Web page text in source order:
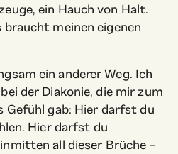
ein Hauch von Halt.
braucht meinen eigenen
ein anderer Weg. Ich
der Diakonie, die mir zum
Gefühl gab: Hier darfst du
Hier darfst du
all dieser Brüche –